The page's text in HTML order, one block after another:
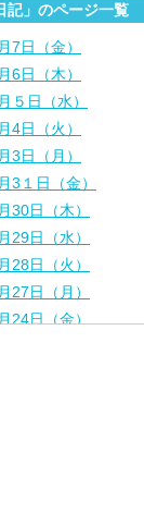
記」のページ一覧
7日（金）
6日（木）
５日（水）
4日（火）
3日（月）
3１日（金）
30日（木）
29日（水）
28日（火）
27日（月）
24日（金）